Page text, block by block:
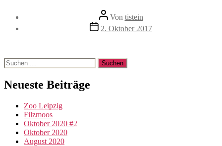
Beitragsautor
Von tistein
Veröffentlichungsdatum
2. Oktober 2017
Suchen
nach:
Neueste Beiträge
Zoo Leipzig
Filzmoos
Oktober 2020 #2
Oktober 2020
August 2020